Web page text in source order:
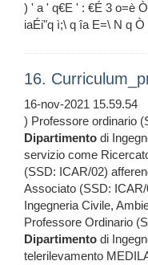
) ' a ' q€E ' : €É 3 o=è
iaÉi"q ì;\ q îa E=\ N q Ò
16.
16-nov-2021 15.59.54
) Professore ordinario
Dipartimento di
servizio come
(SSD: ICAR/02)
Associato (SSD:
Ingegneria Civile,
Professore Ordinario
Dipartimento di
telerilevamento